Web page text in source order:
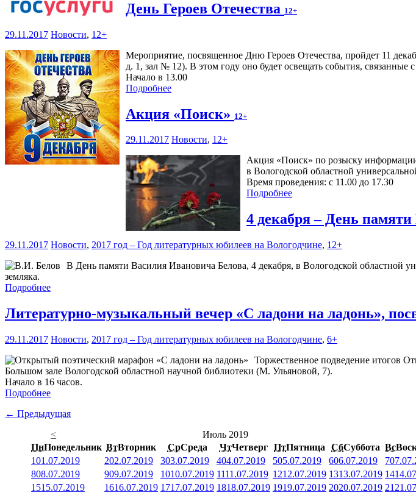
День Героев Отечества 12+
29.11.2017 Новости, 12+
Мероприятие, посвященное Дню Героев Отечества, пройдет 11
д. 1, зал № 12). В этом году оно будет освещать события,
Начало в 13.00
Подробнее
Акция «Поиск» 12+
29.11.2017 Новости, 12+
Акция «Поиск» по розыску
в Вологодской областной
Время проведения: с 11.00 до 17.30
Подробнее
4 декабря – День
29.11.2017 Новости, 2017 год – Год литературных юбилеев на Вологодчине, 12+
В День памяти Василия Ивановича Белова, 4 декабря, в Вологодской областной
земляка.
Подробнее
Литературно-музыкальный вечер «С ладони на ладонь»,
29.11.2017 Новости, 2017 год – Год литературных юбилеев на Вологодчине, 6+
Торжественное подведение итогов
Большом зале Вологодской областной научной библиотеки (М. Ульяновой, 7).
Начало в 16 часов.
Подробнее
← Предыдущая
<
Июль 2019
ПнПонедельник ВтВторник СрСреда ЧтЧетверг ПтПятница СбСуббота Вс
101.07.2019 202.07.2019 303.07.2019 404.07.2019 505.07.2019 606.07.2019 7
808.07.2019 909.07.2019 1010.07.2019 1111.07.2019 1212.07.2019 1313.07.2019 14
1515.07.2019 1616.07.2019 1717.07.2019 1818.07.2019 1919.07.2019 2020.07.2019 21